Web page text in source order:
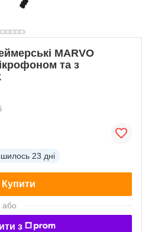
MARVO
та з
23 дні
Купити
або
з